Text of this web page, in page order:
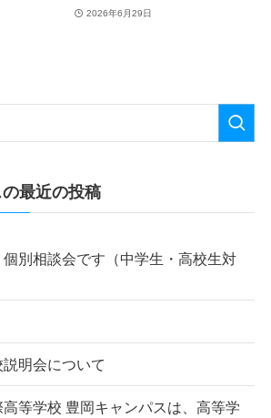
2026年6月29日
最近の投稿
個別相談会です（中学生・高校生対
明会について
等学校 豊岡キャンパスは、高等学